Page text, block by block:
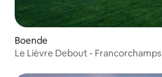
Boende
Le Lièvre Debout - Francorchamps